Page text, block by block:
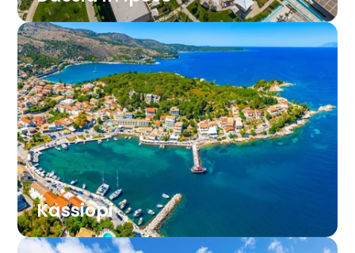
Živahni letovišči vzhodne obale z dolgimi
plažami, tavernami in bari ob morju.
Priljubljena izbira za mlade, pare in skupine,
ki iščejo aktivne in zabavne počitnice.
Kassiopi